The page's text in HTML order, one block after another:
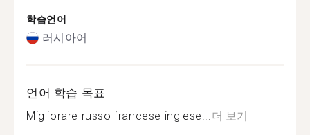
학습언어
러시아어
언어 학습 목표
Migliorare russo francese inglese...더 보기